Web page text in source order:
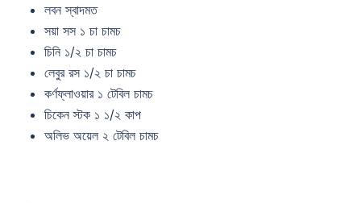
লবন স্বাদমত
সয়া সস ১ চা চামচ
চিনি ১/২ চা চামচ
লেবুর রস ১/২ চা চামচ
কর্ণফ্লাওয়ার ১ টেবিল চামচ
চিকেন স্টক ১ ১/২ কাপ
অলিভ অয়েল ২ টেবিল চামচ